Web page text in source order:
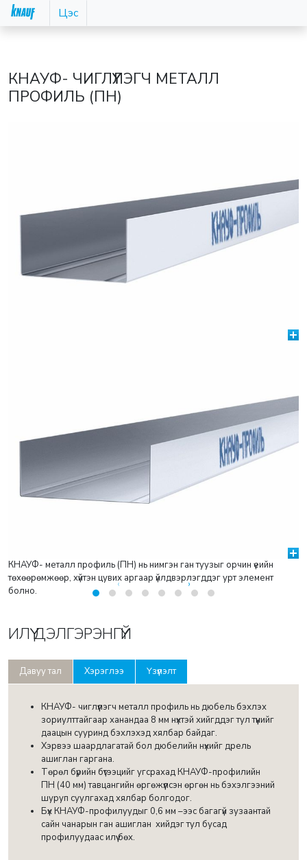
Цэс
КНАУФ- ЧИГЛҮҮЛЭГЧ МЕТАЛЛ
ПРОФИЛЬ (ПН)
‹ ›
КНАУФ- металл профиль (ПН) нь нимгэн ган туузыг орчин үеийн
төхөөрөмжөөр, хүйтэн цувих аргаар үйлдвэрлэгддэг урт элемент
болно.
ИЛҮҮ ДЭЛГЭРЭНГҮЙ
Давуу тал Хэрэглээ Үзүүлэлт
КНАУФ- чиглүүлэгч металл профиль нь дюбель бэхлэх
зориулттайгаар ханандаа 8 мм нүхтэй хийгддэг тул түүнийг
даацын сууринд бэхлэхэд хялбар байдаг.
Хэрвээ шаардлагатай бол дюбелийн нүхийг дрель
ашиглан гаргана.
Төрөл бүрийн бүтээцийг угсрахад КНАУФ-профилийн
ПН (40 мм) тавцангийн өргөжүүлсэн өргөн нь бэхэлгээний
шуруп суулгахад хялбар болгодог.
Бүх КНАУФ-профилуудыг 0,6 мм –ээс багагүй зузаантай
сайн чанарын ган ашиглан хийдэг тул бусад
профилуудаас илүү бөх.